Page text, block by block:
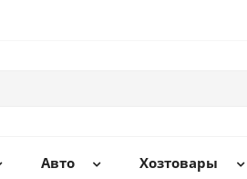
Авто Хозтовары